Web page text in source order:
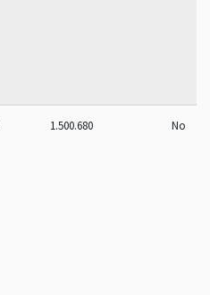
1.500.680 No